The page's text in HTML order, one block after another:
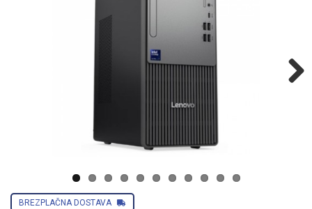
BREZPLAČNA DOSTAVA